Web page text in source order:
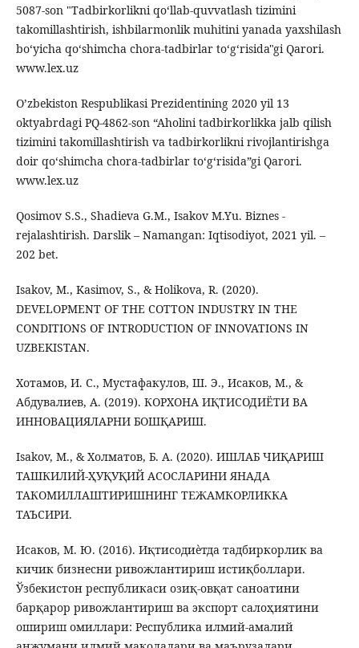
5087-son "Tadbirkorlikni qo‘llab-quvvatlash tizimini
takomillashtirish, ishbilarmonlik muhitini yanada yaxshilash
bo‘yicha qo‘shimcha chora-tadbirlar to‘g‘risida"gi Qarori.
www.lex.uz
O’zbekiston Respublikasi Prezidentining 2020 yil 13
oktyabrdagi PQ-4862-son “Aholini tadbirkorlikka jalb qilish
tizimini takomillashtirish va tadbirkorlikni rivojlantirishga
doir qo‘shimcha chora-tadbirlar to‘g‘risida”gi Qarori.
www.lex.uz
Qosimov S.S., Shadieva G.M., Isakov M.Yu. Biznes -
rejalashtirish. Darslik – Namangan: Iqtisodiyot, 2021 yil. –
202 bet.
Isakov, M., Kasimov, S., & Holikova, R. (2020).
DEVELOPMENT OF THE COTTON INDUSTRY IN THE
CONDITIONS OF INTRODUCTION OF INNOVATIONS IN
UZBEKISTAN.
Хотамов, И. С., Мустафакулов, Ш. Э., Исаков, М., &
Абдувалиев, А. (2019). КОРХОНА ИҚТИСОДИЁТИ ВА
ИННОВАЦИЯЛАРНИ БОШҚАРИШ.
Isakov, M., & Холматов, Б. А. (2020). ИШЛАБ ЧИҚАРИШ
ТАШКИЛИЙ-ҲУҚУҚИЙ АСОСЛАРИНИ ЯНАДА
ТАКОМИЛЛАШТИРИШНИНГ ТЕЖАМКОРЛИККА
ТАЪСИРИ.
Исаков, М. Ю. (2016). Иқтисодиѐтда тадбиркорлик ва
кичик бизнесни ривожлантириш истиқболлари.
Ўзбекистон республикаси озиқ-овқат саноатини
барқарор ривожлантириш ва экспорт салоҳиятини
ошириш омиллари: Республика илмий-амалий